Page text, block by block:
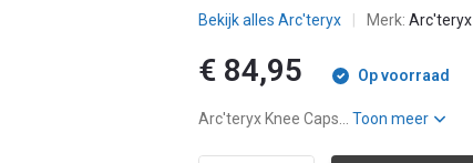
Bekijk alles Arc'teryx Merk:Arc'teryx
€ 84,95 Op voorraad
Arc'teryx Knee Caps...Toon meer